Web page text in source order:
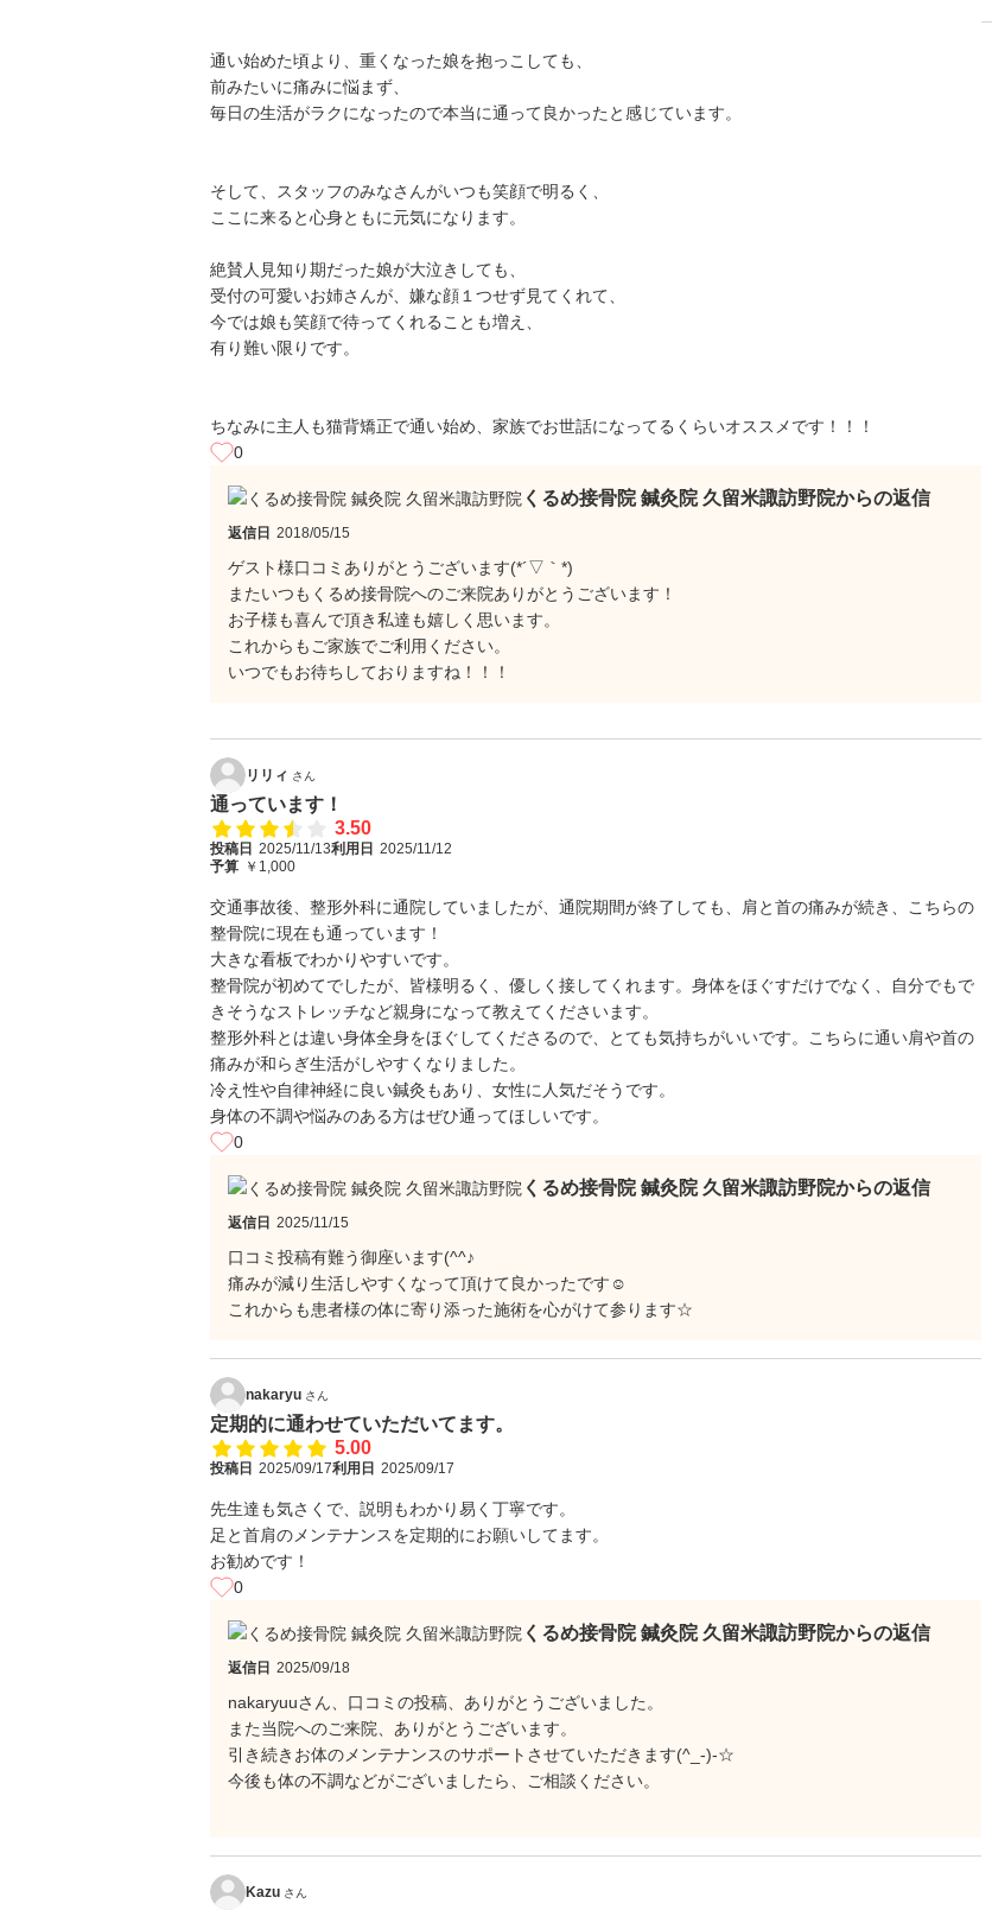
通い始めた頃より、重くなった娘を抱っこしても、
前みたいに痛みに悩まず、
毎日の生活がラクになったので本当に通って良かったと感じています。
そして、スタッフのみなさんがいつも笑顔で明るく、
ここに来ると心身ともに元気になります。
絶賛人見知り期だった娘が大泣きしても、
受付の可愛いお姉さんが、嫌な顔１つせず見てくれて、
今では娘も笑顔で待ってくれることも増え、
有り難い限りです。
ちなみに主人も猫背矯正で通い始め、家族でお世話になってるくらいオススメです！！！
0
くるめ接骨院 鍼灸院 久留米諏訪野院からの返信
返信日 2018/05/15
ゲスト様口コミありがとうございます(*´▽｀*)
またいつもくるめ接骨院へのご来院ありがとうございます！
お子様も喜んで頂き私達も嬉しく思います。
これからもご家族でご利用ください。
いつでもお待ちしておりますね！！！
リリィ さん
通っています！
3.50
投稿日 2025/11/13利用日 2025/11/12
予算 ￥1,000
交通事故後、整形外科に通院していましたが、通院期間が終了しても、肩と首の痛みが続き、こちらの
整骨院に現在も通っています！
大きな看板でわかりやすいです。
整骨院が初めてでしたが、皆様明るく、優しく接してくれます。身体をほぐすだけでなく、自分でもで
きそうなストレッチなど親身になって教えてくださいます。
整形外科とは違い身体全身をほぐしてくださるので、とても気持ちがいいです。こちらに通い肩や首の
痛みが和らぎ生活がしやすくなりました。
冷え性や自律神経に良い鍼灸もあり、女性に人気だそうです。
身体の不調や悩みのある方はぜひ通ってほしいです。
0
くるめ接骨院 鍼灸院 久留米諏訪野院からの返信
返信日 2025/11/15
口コミ投稿有難う御座います(^^♪
痛みが減り生活しやすくなって頂けて良かったです☺
これからも患者様の体に寄り添った施術を心がけて参ります☆
nakaryu さん
定期的に通わせていただいてます。
5.00
投稿日 2025/09/17利用日 2025/09/17
先生達も気さくで、説明もわかり易く丁寧です。
足と首肩のメンテナンスを定期的にお願いしてます。
お勧めです！
0
くるめ接骨院 鍼灸院 久留米諏訪野院からの返信
返信日 2025/09/18
nakaryuuさん、口コミの投稿、ありがとうございました。
また当院へのご来院、ありがとうございます。
引き続きお体のメンテナンスのサポートさせていただきます(^_-)-☆
今後も体の不調などがございましたら、ご相談ください。
Kazu さん